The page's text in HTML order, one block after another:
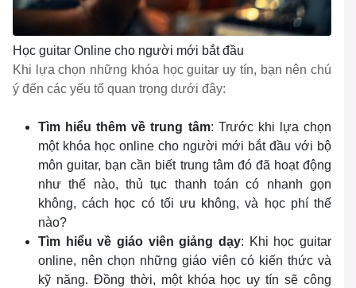
Học guitar Online cho người mới bắt đầu
Khi lựa chọn những khóa học guitar uy tín, bạn nên chú
ý đến các yếu tố quan trọng dưới đây:
Tìm hiểu thêm về trung tâm: Trước khi lựa chọn
một khóa học online cho người mới bắt đầu với bộ
môn guitar, bạn cần biết trung tâm đó đã hoạt động
như thế nào, thủ tục thanh toán có nhanh gọn
không, cách học có tối ưu không, và học phí thế
nào?
Tìm hiểu về giáo viên giảng dạy: Khi học guitar
online, nên chọn những giáo viên có kiến ​​thức và
kỹ năng. Đồng thời, một khóa học uy tín sẽ công